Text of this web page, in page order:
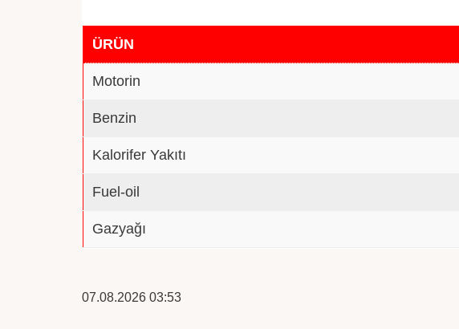
ÜRÜN
Motorin
Benzin
Kalorifer Yakıtı
Fuel-oil
Gazyağı
07.08.2026 03:53